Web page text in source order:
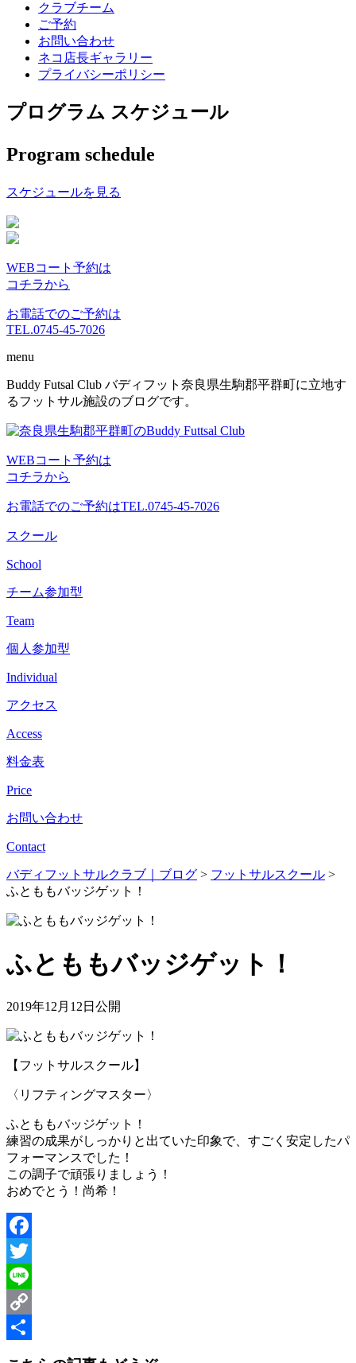
クラブチーム
ご予約
お問い合わせ
ネコ店長ギャラリー
プライバシーポリシー
プログラム スケジュール
Program schedule
スケジュールを見る
WEBコート予約は
コチラから
お電話でのご予約は
TEL.0745-45-7026
menu
コ
ン
ン
へ
ス
キ
ッ
プ
Buddy Futsal Club バディフット奈良県生駒郡平群町に立地す
るフットサル施設のブログです。
WEBコート予約は
コチラから
お電話でのご予約はTEL.0745-45-7026
スクール
School
チーム参加型
Team
個人参加型
Individual
アクセス
Access
料金表
Price
お問い合わせ
Contact
バディフットサルクラブ｜ブログ > フットサルスクール >
ふとももバッジゲット！
ふとももバッジゲット！
2019年12月12日公開
【フットサルスクール】
〈リフティングマスター〉
ふとももバッジゲット！
練習の成果がしっかりと出ていた印象で、すごく安定したパ
フォーマンスでした！
この調子で頑張りましょう！
おめでとう！尚希！
Facebook
Twitter
Line
Copy